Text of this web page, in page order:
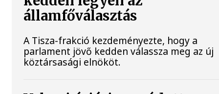
államfőválasztás
A Tisza-frakció kezdeményezte, hogy a
parlament jövő kedden válassza meg az új
köztársasági elnököt.